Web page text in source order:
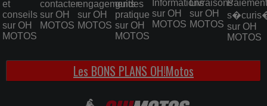
Les BONS PLANS OH!Motos